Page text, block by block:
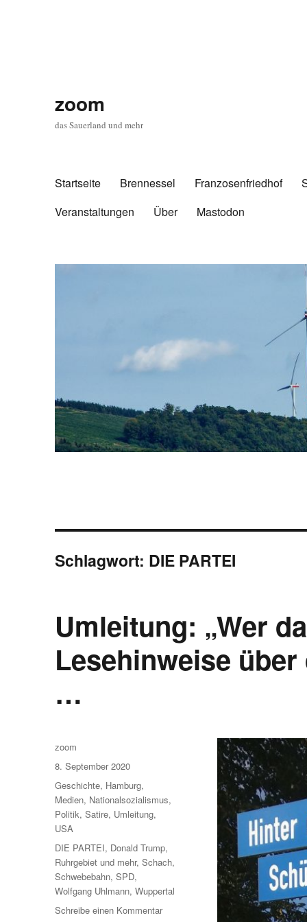
zoom
das Sauerland und mehr
Startseite Brennessel Franzosenfriedhof
Veranstaltungen
Über Mastodon
Schlagwort: DIE PARTEI
Umleitung: „Wer
Lesehinweise
…
Autor
zoom
Veröffentlicht
am
8. September 2020
Kategorien
Geschichte, Hamburg,
Medien, Nationalsozialismus,
Politik,Satire, Umleitung,
USA
Schlagwörter
DIE PARTEI, Donald Trump,
Ruhrgebiet und mehr,Schach,
Schwebebahn,SPD,
Wolfgang Uhlmann,Wuppertal
Schreibe einen Kommentarzu